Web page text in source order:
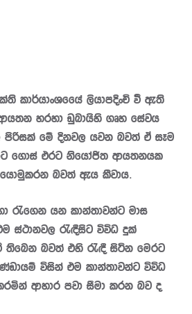
කාර්යාංශයේේ ලියාපදිංචි වී ඇති
හරහා ඩුබායිහි ගෘහ සේවය
පිරිසක් මේ දිනවල යවන බවත් ඒ සෑම
ගොස් එරට නියෝජිත ආයතනයක
යොමුකරන බවත් ඇය කීවාය.
රැගෙන යන කාන්තාවන්ට මාස
ස්ථානවල රැඳීසිට විවිධ දුක්
බවත් එහි රැඳී සිටින මෙරට
විසින් එම කාන්තාවන්ට විවිධ
ආහාර පවා සීමා කරන බව ද